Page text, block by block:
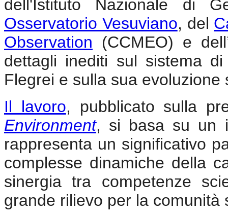
dell'Istituto Nazionale di
Osservatorio Vesuviano, del
Observation (CCMEO) e
dettagli inediti sul sistema
Flegrei e sulla sua evoluzione
Il lavoro, pubblicato sulla
Environment, si basa su un
rappresenta un significativo
complesse dinamiche della
sinergia tra competenze
grande rilievo per la comunità